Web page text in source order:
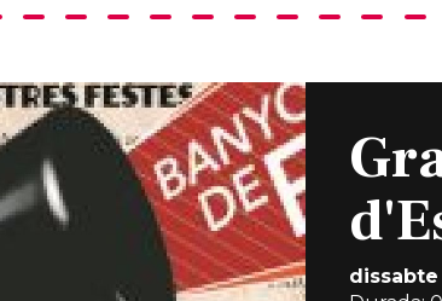
d'agost9 d'agost
10 d'agost
Dimarts 11 d'agost
Dimecres 12 d'agost
Dijous 13 d'agost
Divendres 14 d'agost
Dissabte 15 d'agost
Diumenge 16
Dilluns 17
Dimarts 18
dissabte